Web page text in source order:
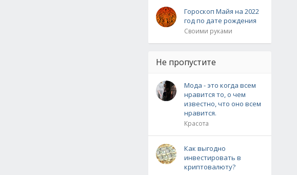
Гороскоп Майя на 2022
год по дате рождения
Своими руками
Не пропустите
Мода - это когда всем
нравится то, о чем
известно, что оно всем
нравится.
Красота
Как выгодно
инвестировать в
криптовалюту?